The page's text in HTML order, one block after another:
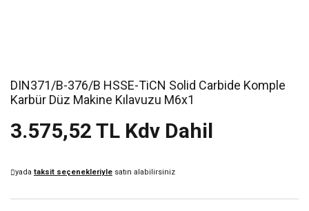
DIN371/B-376/B HSSE-TiCN Solid Carbide Komple
Karbür Düz Makine Kılavuzu M6x1
3.575,52 TL Kdv Dahil
yada taksit seçenekleriyle satın alabilirsiniz